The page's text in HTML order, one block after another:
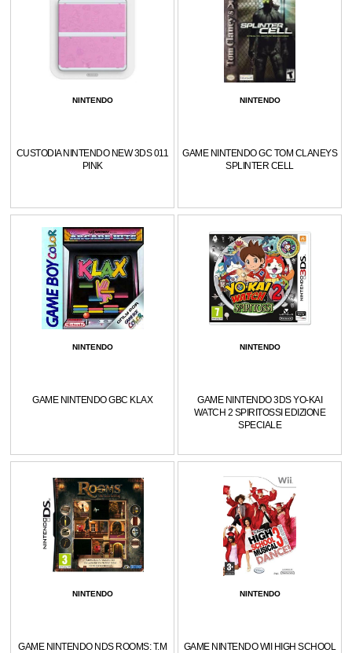
NINTENDO
CUSTODIA NINTENDO NEW 3DS 011
PINK
NINTENDO
GAME NINTENDO GC TOM CLANEYS
SPLINTER CELL
NINTENDO
GAME NINTENDO GBC KLAX
NINTENDO
GAME NINTENDO 3DS YO-KAI
WATCH 2 SPIRITOSSI EDIZIONE
SPECIALE
NINTENDO
GAME NINTENDO NDS ROOMS: T.M
NINTENDO
GAME NINTENDO WII HIGH SCHOOL